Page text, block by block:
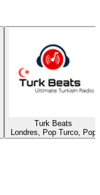
Turk Beats
Londres, Pop Turco, Pop